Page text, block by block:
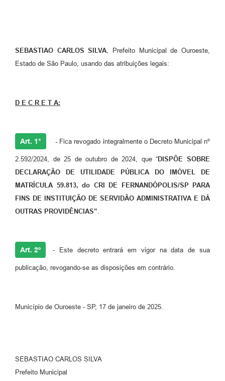
SEBASTIAO CARLOS SILVA , Prefeito Municipal de Ouroeste,
Estado de São Paulo, usando das atribuições legais:
D E C R E T A:
Art. 1° - Fica revogado integralmente o Decreto Municipal nº
2.592/2024, de 25 de outubro de 2024, que “DISPÕE SOBRE
DECLARAÇÃO DE UTILIDADE PÚBLICA DO IMÓVEL DE
MATRÍCULA 59.813, do CRI DE FERNANDÓPOLIS/SP PARA
FINS DE INSTITUIÇÃO DE SERVIDÃO ADMINISTRATIVA E DÁ
OUTRAS PROVIDÊNCIAS”
Art. 2º - Este decreto entrará em vigor na data de sua
publicação, revogando-se as disposições em contrário.
Município de Ouroeste - SP, 17 de janeiro de 2025.
SEBASTIAO CARLOS SILVA
Prefeito Municipal